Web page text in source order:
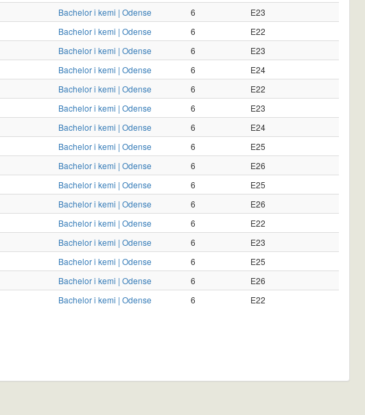
Bachelor i kemi | Odense 6
E23
Bachelor i kemi | Odense 6
E22
Bachelor i kemi | Odense 6
E23
Bachelor i kemi | Odense 6
E24
Bachelor i kemi | Odense 6
E22
Bachelor i kemi | Odense 6
E23
Bachelor i kemi | Odense 6
E24
Bachelor i kemi | Odense 6
E25
Bachelor i kemi | Odense 6
E26
Bachelor i kemi | Odense 6
E25
Bachelor i kemi | Odense 6
E26
Bachelor i kemi | Odense 6
E22
Bachelor i kemi | Odense 6
E23
Bachelor i kemi | Odense 6
E25
Bachelor i kemi | Odense 6
E26
Bachelor i kemi | Odense 6 E22